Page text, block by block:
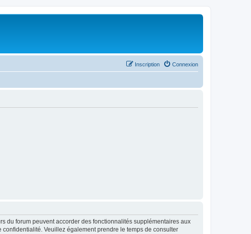
Connexion
Inscription
du forum peuvent accorder des fonctionnalités supplémentaires aux
Veuillez également prendre le temps de consulter